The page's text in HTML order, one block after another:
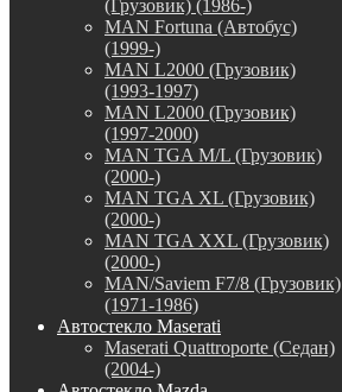
(Грузовик) (1986-)
MAN Fortuna (Автобус)
(1999-)
MAN L2000 (Грузовик)
(1993-1997)
MAN L2000 (Грузовик)
(1997-2000)
MAN TGA M/L (Грузовик)
(2000-)
MAN TGA XL (Грузовик)
(2000-)
MAN TGA XXL (Грузовик)
(2000-)
MAN/Saviem F7/8 (Грузовик)
(1971-1986)
Автостекло Maserati
Maserati Quattroporte (Седан)
(2004-)